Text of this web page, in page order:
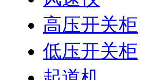
高压开关柜
低压开关柜